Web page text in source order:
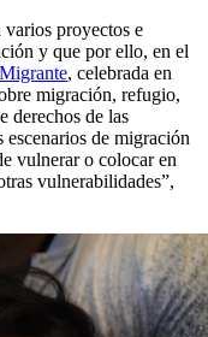
proyectos e
y que por ello, en el
, celebrada en
migración, refugio,
derechos de las
escenarios de migración
vulnerar o colocar en
vulnerabilidades”,